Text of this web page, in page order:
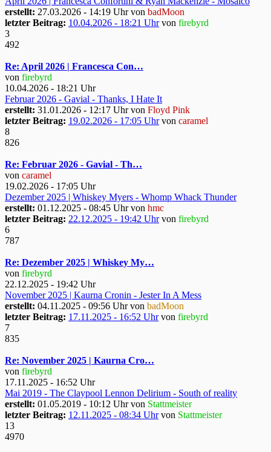
erstellt: 27.03.2026 - 14:19 Uhr von badMoon
letzter Beitrag: 10.04.2026 - 18:21 Uhrvon firebyrd
3
492
Re: April 2026 | Francesca Con…
von firebyrd
10.04.2026 - 18:21 Uhr
Februar 2026 - Gavial - Thanks, I Hate It
erstellt: 31.01.2026 - 12:17 Uhr von Floyd Pink
letzter Beitrag: 19.02.2026 - 17:05 Uhrvon caramel
8
826
Re: Februar 2026 - Gavial - Th…
von caramel
19.02.2026 - 17:05 Uhr
Dezember 2025 | Whiskey Myers - Whomp Whack Thunder
erstellt: 01.12.2025 - 08:45 Uhr von hmc
letzter Beitrag: 22.12.2025 - 19:42 Uhrvon firebyrd
6
787
Re: Dezember 2025 | Whiskey My…
von firebyrd
22.12.2025 - 19:42 Uhr
November 2025 | Kaurna Cronin - Jester In A Mess
erstellt: 04.11.2025 - 09:56 Uhr von badMoon
letzter Beitrag: 17.11.2025 - 16:52 Uhrvon firebyrd
7
835
Re: November 2025 | Kaurna Cro…
von firebyrd
17.11.2025 - 16:52 Uhr
Mai 2019 - The Claypool Lennon Delirium - South of reality
erstellt: 01.05.2019 - 10:12 Uhr von Stattmeister
letzter Beitrag: 12.11.2025 - 08:34 Uhrvon Stattmeister
13
4970